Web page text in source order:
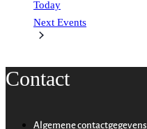
Today
Next Events
Contact
Algemene contactgegevens